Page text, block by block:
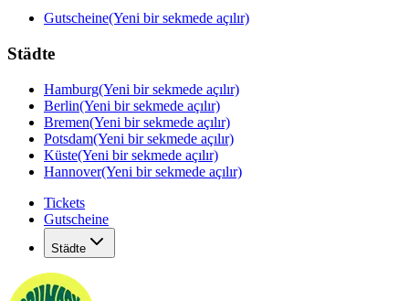
Gutscheine(Yeni bir sekmede açılır)
Städte
Hamburg(Yeni bir sekmede açılır)
Berlin(Yeni bir sekmede açılır)
Bremen(Yeni bir sekmede açılır)
Potsdam(Yeni bir sekmede açılır)
Küste(Yeni bir sekmede açılır)
Hannover(Yeni bir sekmede açılır)
Tickets
Gutscheine
Städte